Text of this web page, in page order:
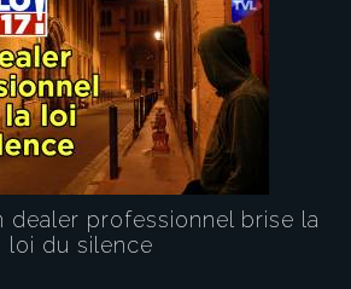
dealer professionnel brise la
loi du silence